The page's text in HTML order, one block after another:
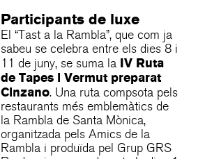
Participants de luxe
El “Tast a la Rambla”, que com ja
sabeu se celebra entre els dies 8 i
11 de juny, se suma la IV Ruta
de Tapes i Vermut preparat
Cinzano. Una ruta compsota pels
restaurants més emblemàtics de
la Rambla de Santa Mònica,
organitzada pels Amics de la
Rambla i produïda pel Grup GRS